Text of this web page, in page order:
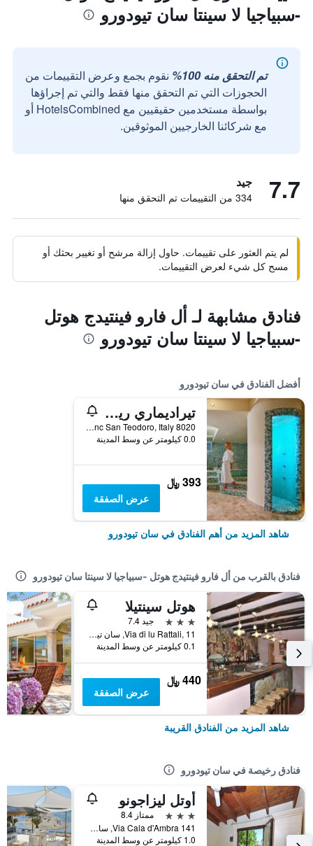
-سبياجيا لا سينتا سان تيودورو
تم التحقق منه 100%
نقوم بجمع وعرض التقييمات من
الحجوزات التي تم التحقق منها فقط والتي تم إجراؤها
بواسطة مستخدمين حقيقيين مع HotelsCombined أو
مع شركائنا الخارجيين الموثوقين.
7.7 جيد
334 من التقييمات تم التحقق منها
لم يتم العثور على تقييمات. حاول إزالة مرشح أو تغيير بحثك أو
مسح كل شيء لعرض التقييمات.
فنادق مشابهة لـ أل فارو فينتيدج هوتل
-سبياجيا لا سينتا سان تيودورو
أفضل الفنادق في سان تيودورو
تيراديماري ريزورت آند سبا
8020 Via Naviglio Snc San Teodoro, Italy, سان تيودورو, سردينيا, إيطاليا
0.0 كيلومتر عن وسط المدينة
393 ﷼
عرض الصفقة
شاهد المزيد من أهم الفنادق في سان تيودورو
فنادق بالقرب من أل فارو فينتيدج هوتل -سبياجيا لا سينتا سان تيودورو
هوتل سينتيلا
3 نجوم
جيد 7.4
Via di lu Rattali, 11, سان تيودورو, سردينيا, إيطاليا
0.1 كيلومتر عن وسط المدينة
440 ﷼
عرض الصفقة
شاهد المزيد من الفنادق القريبة
فنادق رخيصة في سان تيودورو
أوتل ليزاجونو
3 نجوم
ممتاز 8.4
Via Cala d'Ambra 141, سان تيودورو, سردينيا, إيطاليا
1.0 كيلومتر عن وسط المدينة